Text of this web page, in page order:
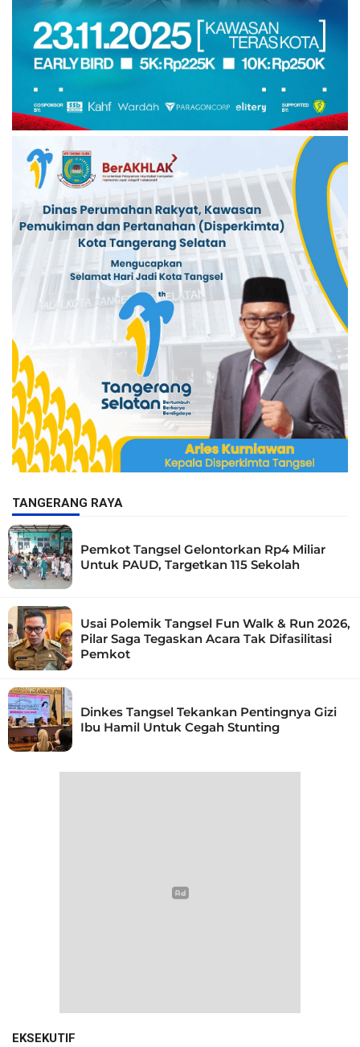
TANGERANG RAYA
Pemkot Tangsel Gelontorkan Rp4 Miliar
Untuk PAUD, Targetkan 115 Sekolah
Usai Polemik Tangsel Fun Walk & Run 2026,
Pilar Saga Tegaskan Acara Tak Difasilitasi
Pemkot
Dinkes Tangsel Tekankan Pentingnya Gizi
Ibu Hamil Untuk Cegah Stunting
EKSEKUTIF